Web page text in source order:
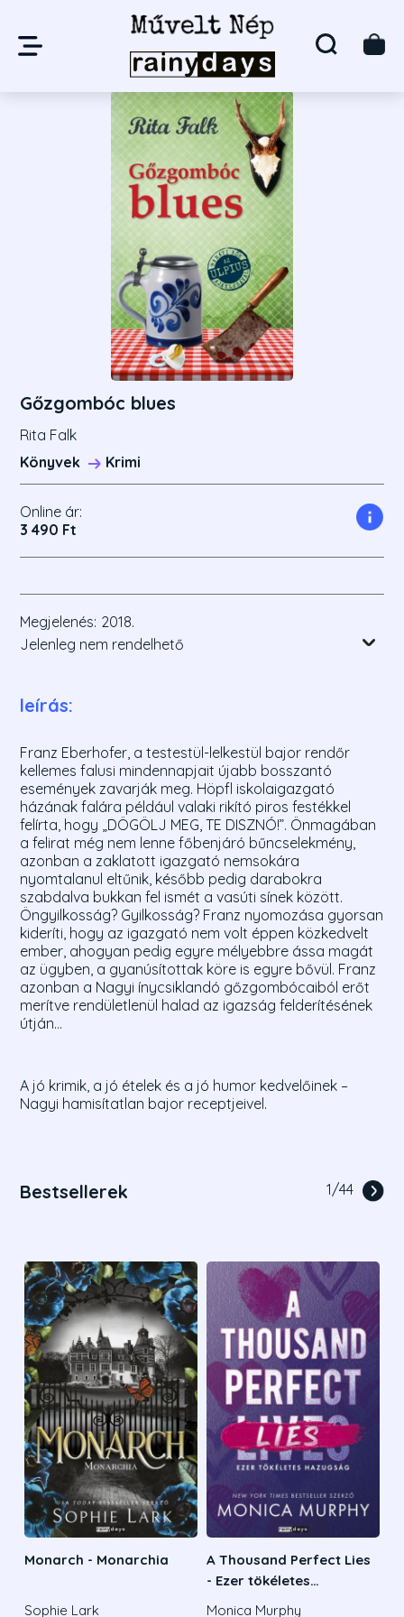
Gőzgombóc blues
Rita Falk
Könyvek
Krimi
Online ár:
3 490 Ft
Megjelenés: 2018.
Jelenleg nem rendelhető
leírás:
Franz Eberhofer, a testestül-lelkestül bajor rendőr
kellemes falusi mindennapjait újabb bosszantó
események zavarják meg. Höpfl iskolaigazgató
házának falára például valaki rikító piros festékkel
felírta, hogy „DÖGÖLJ MEG, TE DISZNÓ!”. Önmagában
a felirat még nem lenne főbenjáró bűncselekmény,
azonban a zaklatott igazgató nemsokára
nyomtalanul eltűnik, később pedig darabokra
szabdalva bukkan fel ismét a vasúti sínek között.
Öngyilkosság? Gyilkosság? Franz nyomozása gyorsan
kideríti, hogy az igazgató nem volt éppen közkedvelt
ember, ahogyan pedig egyre mélyebbre ássa magát
az ügyben, a gyanúsítottak köre is egyre bővül. Franz
azonban a Nagyi ínycsiklandó gőzgombócaiból erőt
merítve rendületlenül halad az igazság felderítésének
útján…
A jó krimik, a jó ételek és a jó humor kedvelőinek –
Nagyi hamisítatlan bajor receptjeivel.
Bestsellerek 1/44
Monarch - Monarchia
Sophie Lark
A Thousand Perfect Lies
- Ezer tökéletes
Monica Murphy